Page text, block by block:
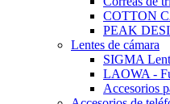
COTTON
PEAK
Lentes de cámara
SIGMA
LAOWA -
Accesorios